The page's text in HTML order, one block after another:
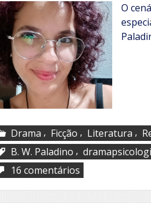
O
Drama , Ficção , Literatura ,
B. W. Paladino ,
16 comentários
A
mente
brilhante